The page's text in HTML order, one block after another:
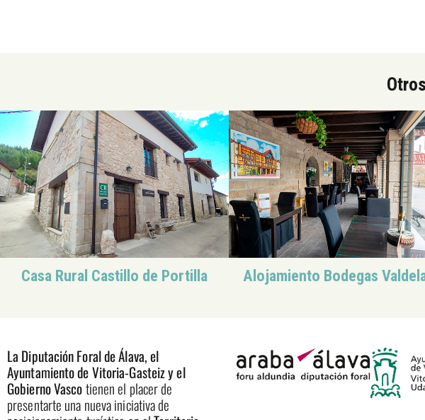
Casa Rural Castillo de Portilla Alojamiento Bodegas
La Diputación Foral de Álava, el
Ayuntamiento de Vitoria-Gasteiz y el
Gobierno Vascotienen el placer de
presentarte una nueva iniciativa de